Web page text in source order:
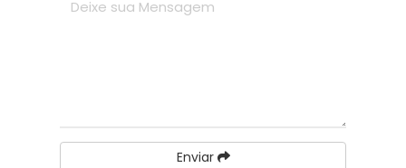
Enviar